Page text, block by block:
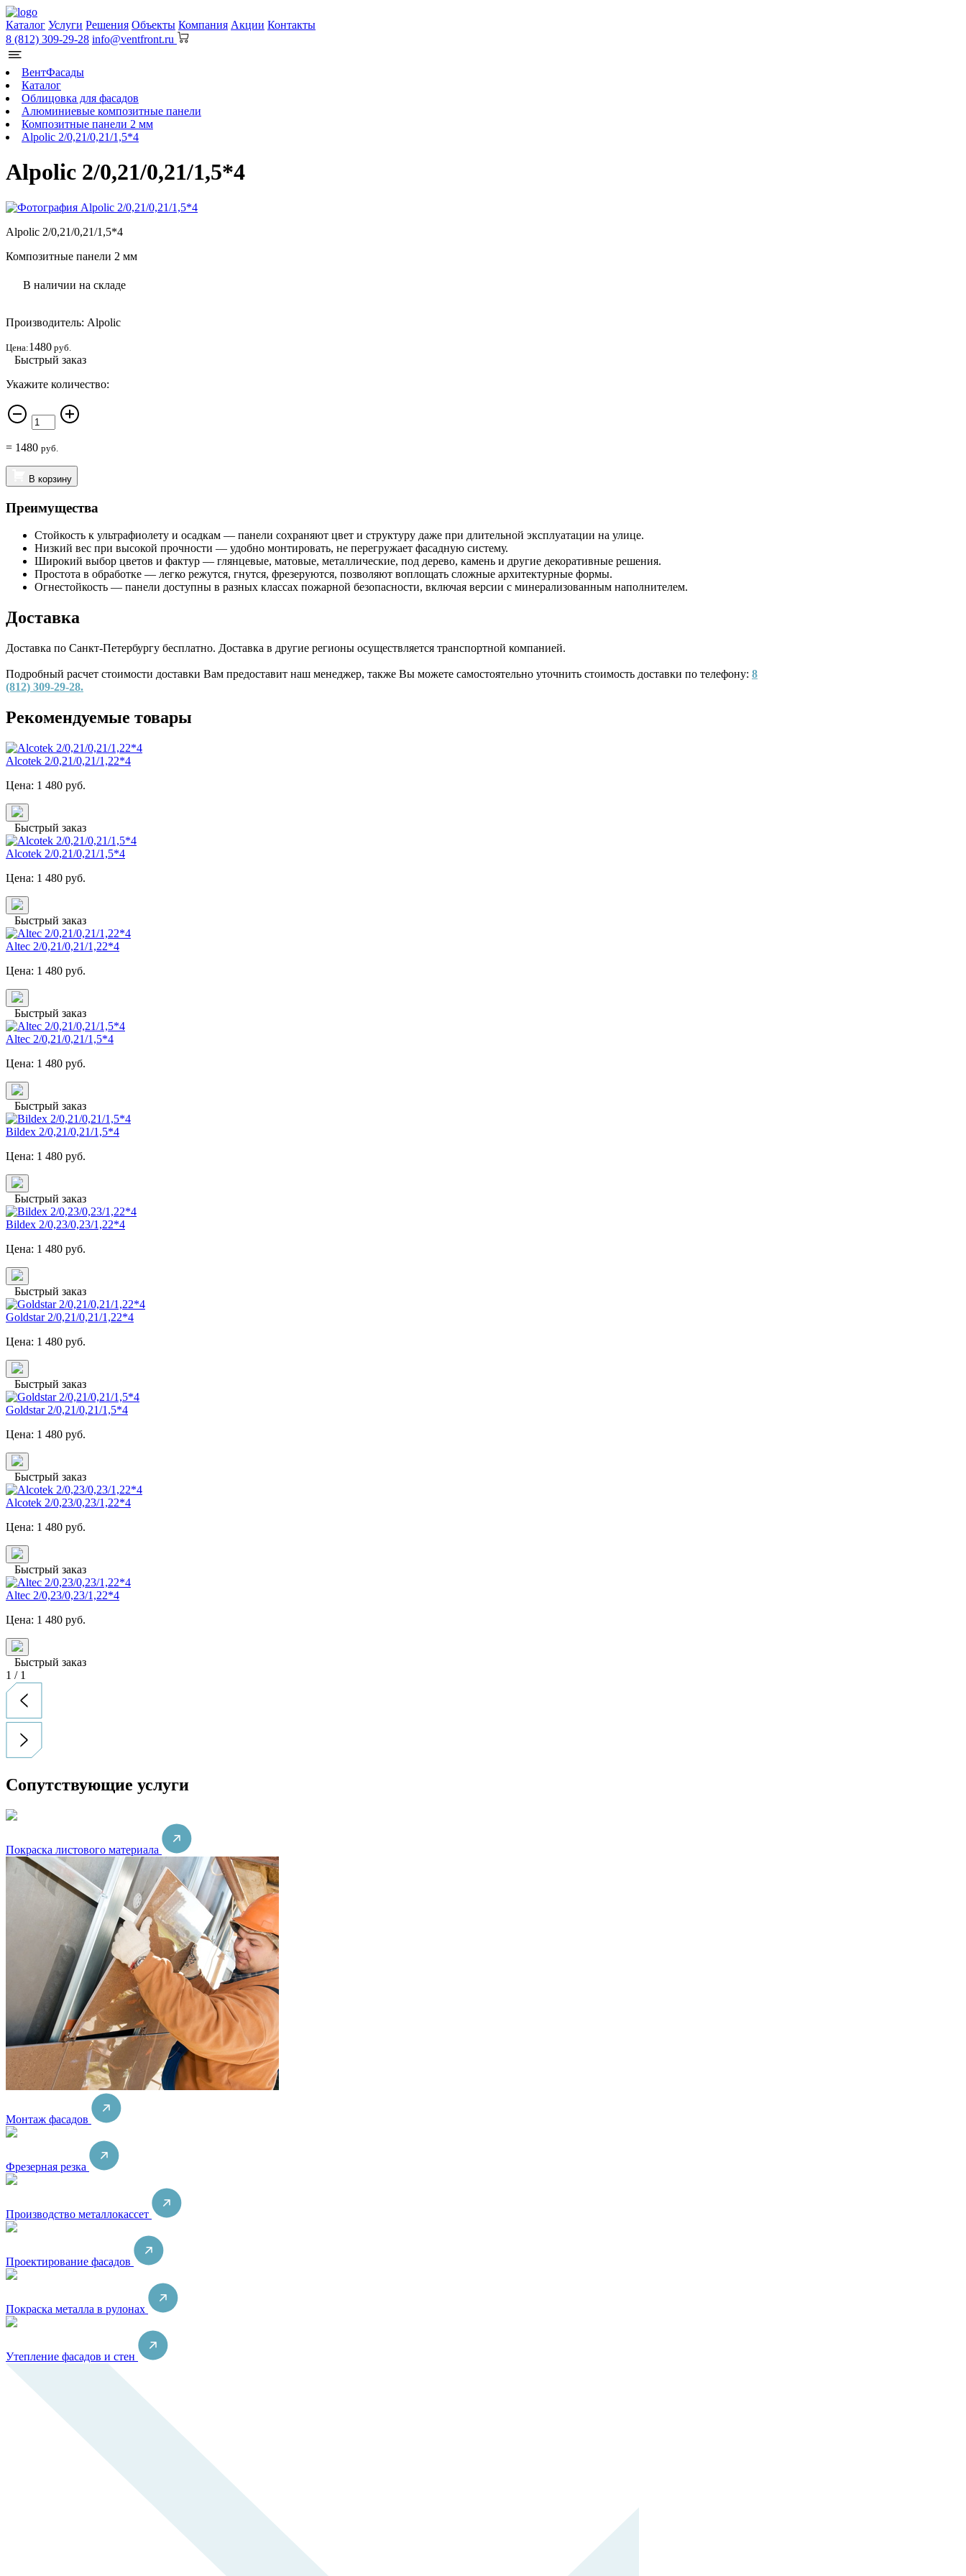
Каталог Услуги Решения Объекты Компания Акции Контакты
8 (812) 309-29-28 info@ventfront.ru
ВентФасады
Каталог
Облицовка для фасадов
Алюминиевые композитные панели
Композитные панели 2 мм
Alpolic 2/0,21/0,21/1,5*4
Alpolic 2/0,21/0,21/1,5*4
Alpolic 2/0,21/0,21/1,5*4
Композитные панели 2 мм
В наличии на складе
Производитель: Alpolic
Цена:1480 руб.
Быстрый заказ
Укажите количество:
= 1480 руб.
В корзину
Преимущества
Стойкость к ультрафиолету и осадкам — панели сохраняют цвет и структуру даже при длительной эксплуатации на улице.
Низкий вес при высокой прочности — удобно монтировать, не перегружает фасадную систему.
Широкий выбор цветов и фактур — глянцевые, матовые, металлические, под дерево, камень и другие декоративные решения.
Простота в обработке — легко режутся, гнутся, фрезеруются, позволяют воплощать сложные архитектурные формы.
Огнестойкость — панели доступны в разных классах пожарной безопасности, включая версии с минерализованным наполнителем.
Доставка
Доставка по Санкт-Петербургу бесплатно. Доставка в другие регионы осуществляется транспортной компанией.
Подробный расчет стоимости доставки Вам предоставит наш менеджер, также Вы можете самостоятельно уточнить стоимость доставки по телефону: 8
(812) 309-29-28.
Рекомендуемые товары
Alcotek 2/0,21/0,21/1,22*4
Цена: 1 480 руб.
Быстрый заказ
Alcotek 2/0,21/0,21/1,5*4
Цена: 1 480 руб.
Быстрый заказ
Altec 2/0,21/0,21/1,22*4
Цена: 1 480 руб.
Быстрый заказ
Altec 2/0,21/0,21/1,5*4
Цена: 1 480 руб.
Быстрый заказ
Bildex 2/0,21/0,21/1,5*4
Цена: 1 480 руб.
Быстрый заказ
Bildex 2/0,23/0,23/1,22*4
Цена: 1 480 руб.
Быстрый заказ
Goldstar 2/0,21/0,21/1,22*4
Цена: 1 480 руб.
Быстрый заказ
Goldstar 2/0,21/0,21/1,5*4
Цена: 1 480 руб.
Быстрый заказ
Alcotek 2/0,23/0,23/1,22*4
Цена: 1 480 руб.
Быстрый заказ
Altec 2/0,23/0,23/1,22*4
Цена: 1 480 руб.
Быстрый заказ
1 / 1
Сопутствующие услуги
Покраска листового материала
Монтаж фасадов
Фрезерная резка
Производство металлокассет
Проектирование фасадов
Покраска металла в рулонах
Утепление фасадов и стен